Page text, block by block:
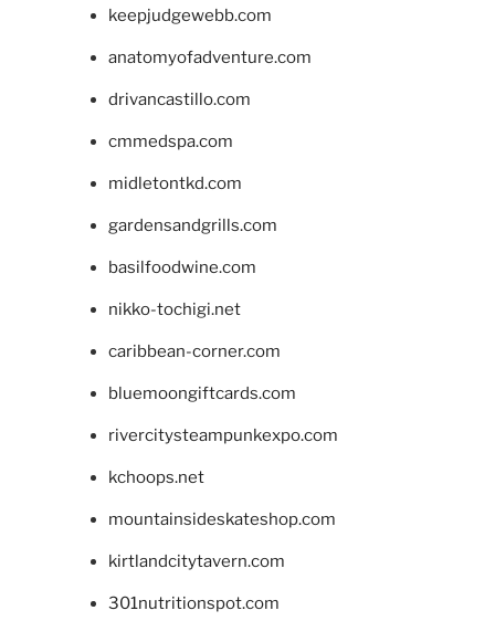
keepjudgewebb.com
anatomyofadventure.com
drivancastillo.com
cmmedspa.com
midletontkd.com
gardensandgrills.com
basilfoodwine.com
nikko-tochigi.net
caribbean-corner.com
bluemoongiftcards.com
rivercitysteampunkexpo.com
kchoops.net
mountainsideskateshop.com
kirtlandcitytavern.com
301nutritionspot.com